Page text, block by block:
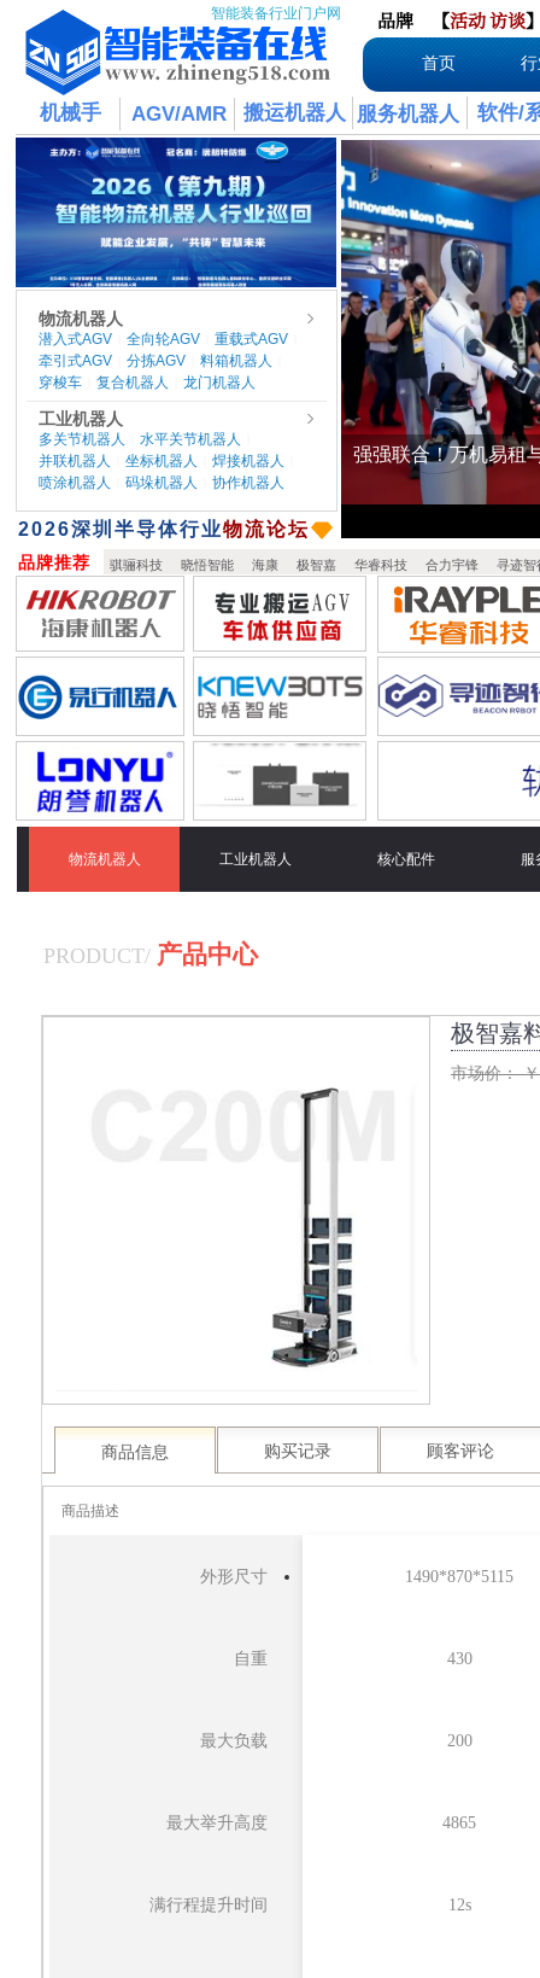
智能装备行业门户网 品牌 【活动访谈
首页
机械手 搬运机器人 软件/
AGV/AMR 服务机器人
物流机器人
潜入式AGV 全向轮AGV 重载式AGV
牵引式AGV 分拣AGV 料箱机器人
穿梭车 复合机器人 龙门机器人
工业机器人
多关节机器人 水平关节机器人
并联机器人 坐标机器人 焊接机器人
喷涂机器人 码垛机器人 协作机器人
​2026深圳半导体行业物流论坛
骐骊科技 晓悟智能 海康 极智嘉 华睿科技 合力宇锋 寻迹智
品牌推荐
物流机器人 工业机器人 核心配件 服
PRODUCT/ 产品中心
极智嘉
市场价： ￥
商品信息 购买记录 顾客评论
商品描述
外形尺寸
自重
最大负载
最大举升高度
满行程提升时间
1490*870*5115
430
200
4865
12s